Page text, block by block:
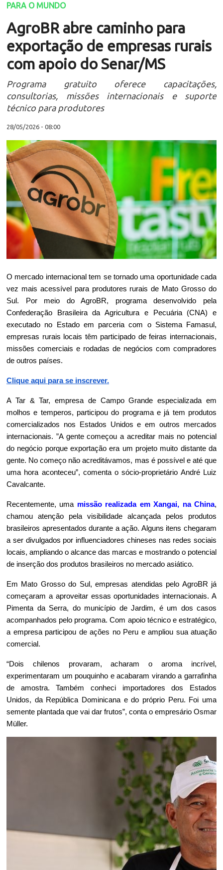
PARA O MUNDO
AgroBR abre caminho para
exportação de empresas rurais
com apoio do Senar/MS
Programa gratuito oferece capacitações,
consultorias, missões internacionais e suporte
técnico para produtores
28/05/2026 - 08:00
O mercado internacional tem se tornado uma oportunidade cada
vez mais acessível para produtores rurais de Mato Grosso do
Sul. Por meio do AgroBR, programa desenvolvido pela
Confederação Brasileira da Agricultura e Pecuária (CNA) e
executado no Estado em parceria com o Sistema Famasul,
empresas rurais locais têm participado de feiras internacionais,
missões comerciais e rodadas de negócios com compradores
de outros países.
Clique aqui para se inscrever.
A Tar & Tar, empresa de Campo Grande especializada em
molhos e temperos, participou do programa e já tem produtos
comercializados nos Estados Unidos e em outros mercados
internacionais. ”A gente começou a acreditar mais no potencial
do negócio porque exportação era um projeto muito distante da
gente. No começo não acreditávamos, mas é possível e até que
uma hora aconteceu”, comenta o sócio-proprietário André Luiz
Cavalcante.
Recentemente, uma missão realizada em Xangai, na China,
chamou atenção pela visibilidade alcançada pelos produtos
brasileiros apresentados durante a ação. Alguns itens chegaram
a ser divulgados por influenciadores chineses nas redes sociais
locais, ampliando o alcance das marcas e mostrando o potencial
de inserção dos produtos brasileiros no mercado asiático.
Em Mato Grosso do Sul, empresas atendidas pelo AgroBR já
começaram a aproveitar essas oportunidades internacionais. A
Pimenta da Serra, do município de Jardim, é um dos casos
acompanhados pelo programa. Com apoio técnico e estratégico,
a empresa participou de ações no Peru e ampliou sua atuação
comercial.
“Dois chilenos provaram, acharam o aroma incrível,
experimentaram um pouquinho e acabaram virando a garrafinha
de amostra. Também conheci importadores dos Estados
Unidos, da República Dominicana e do próprio Peru. Foi uma
semente plantada que vai dar frutos”, conta o empresário Osmar
Müller.